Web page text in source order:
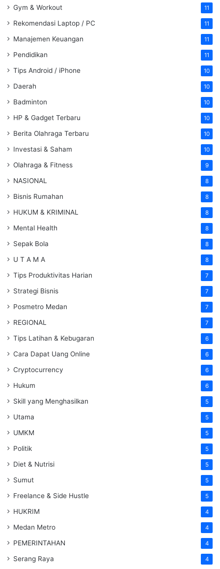
Gym & Workout 11
Rekomendasi Laptop / PC 11
Manajemen Keuangan 11
Pendidikan 11
Tips Android / iPhone 10
Daerah 10
Badminton 10
HP & Gadget Terbaru 10
Berita Olahraga Terbaru 10
Investasi & Saham 10
Olahraga & Fitness 9
NASIONAL 8
Bisnis Rumahan 8
HUKUM & KRIMINAL 8
Mental Health 8
Sepak Bola 8
U T A M A 8
Tips Produktivitas Harian 7
Strategi Bisnis 7
Posmetro Medan 7
REGIONAL 7
Tips Latihan & Kebugaran 6
Cara Dapat Uang Online 6
Cryptocurrency 6
Hukum 6
Skill yang Menghasilkan 5
Utama 5
UMKM 5
Politik 5
Diet & Nutrisi 5
Sumut 5
Freelance & Side Hustle 5
HUKRIM 4
Medan Metro 4
PEMERINTAHAN 4
Serang Raya 4